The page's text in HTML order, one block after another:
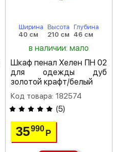
Ширина
40 см
Высота
210 см
Глубина
46 см
в наличии: мало
Шкаф пенал Хелен ПН 02
для одежды дуб
золотой крафт/белый
Код товара: 182574
(5)
35990 Р